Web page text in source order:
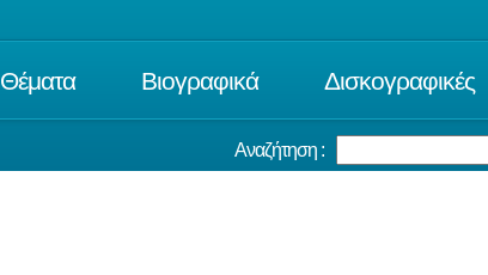
Θέματα Βιογραφικά Δισκογραφικές
Αναζήτηση :